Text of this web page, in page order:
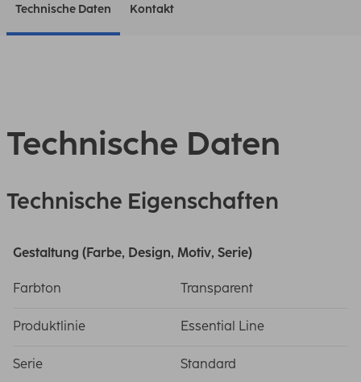
Technische Daten Kontakt
Technische Daten
Technische Eigenschaften
Gestaltung (Farbe, Design, Motiv, Serie)
Farbton Transparent
Produktlinie Essential Line
Serie Standard